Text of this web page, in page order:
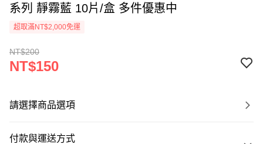
系列 靜霧藍 10片/盒 多件優惠中
超取滿NT$2,000免運
NT$200
NT$150
請選擇商品選項
付款與運送方式